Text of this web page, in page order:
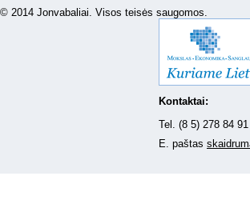
© 2014 Jonvabaliai. Visos teisės saugomos.
Kontaktai:
Tel. (8 5) 278 84 91
E. paštas